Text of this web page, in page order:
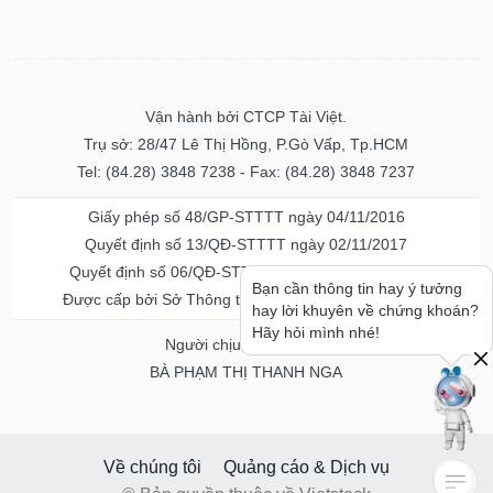
Vận hành bởi CTCP Tài Việt.
Trụ sở: 28/47 Lê Thị Hồng, P.Gò Vấp, Tp.HCM
Tel: (84.28) 3848 7238 - Fax: (84.28) 3848 7237
Giấy phép số 48/GP-STTTT ngày 04/11/2016
Quyết định số 13/QĐ-STTTT ngày 02/11/2017
Quyết định số 06/QĐ-STTTT-ICP ngày 20/07/2023
Được cấp bởi Sở Thông tin và Truyền thông TPHCM
Người chịu trách nhiệm
BÀ PHẠM THỊ THANH NGA
Về chúng tôi
Quảng cáo & Dịch vụ
Bạn cần thông tin hay ý tưởng
hay lời khuyên về chứng khoán?
Hãy hỏi mình nhé!